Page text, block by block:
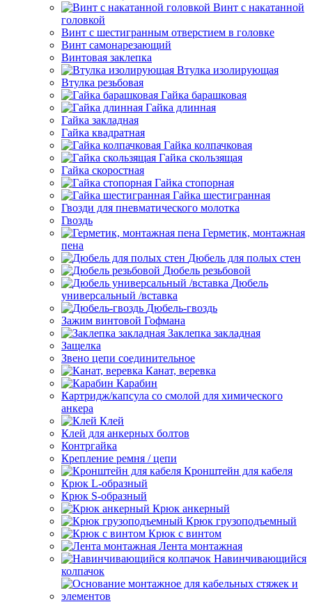
Винт с накатанной
головкой
Винт с шестигранным отверстием в головке
Винт самонарезающий
Винтовая заклепка
Втулка изолирующая
Втулка резьбовая
Гайка барашковая
Гайка длинная
Гайка закладная
Гайка квадратная
Гайка колпачковая
Гайка скользящая
Гайка скоростная
Гайка стопорная
Гайка шестигранная
Гвозди для пневматического молотка
Гвоздь
Герметик, монтажная
пена
Дюбель для полых стен
Дюбель резьбовой
Дюбель
универсальный /вставка
Дюбель-гвоздь
Зажим винтовой Гофмана
Заклепка закладная
Защелка
Звено цепи соединительное
Канат, веревка
Карабин
Картридж/капсула со смолой для химического
анкера
Клей
Клей для анкерных болтов
Контргайка
Крепление ремня / цепи
Кронштейн для кабеля
Крюк L-образный
Крюк S-образный
Крюк анкерный
Крюк грузоподъемный
Крюк с винтом
Лента монтажная
Навинчивающийся
колпачок